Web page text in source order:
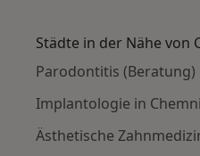
Städte in der Nähe von
Parodontitis (Beratung)
Implantologie in
Ästhetische